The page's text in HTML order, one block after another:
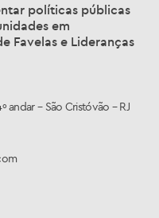
políticas públicas
em
Favelas e Lideranças
andar – São Cristóvão – RJ